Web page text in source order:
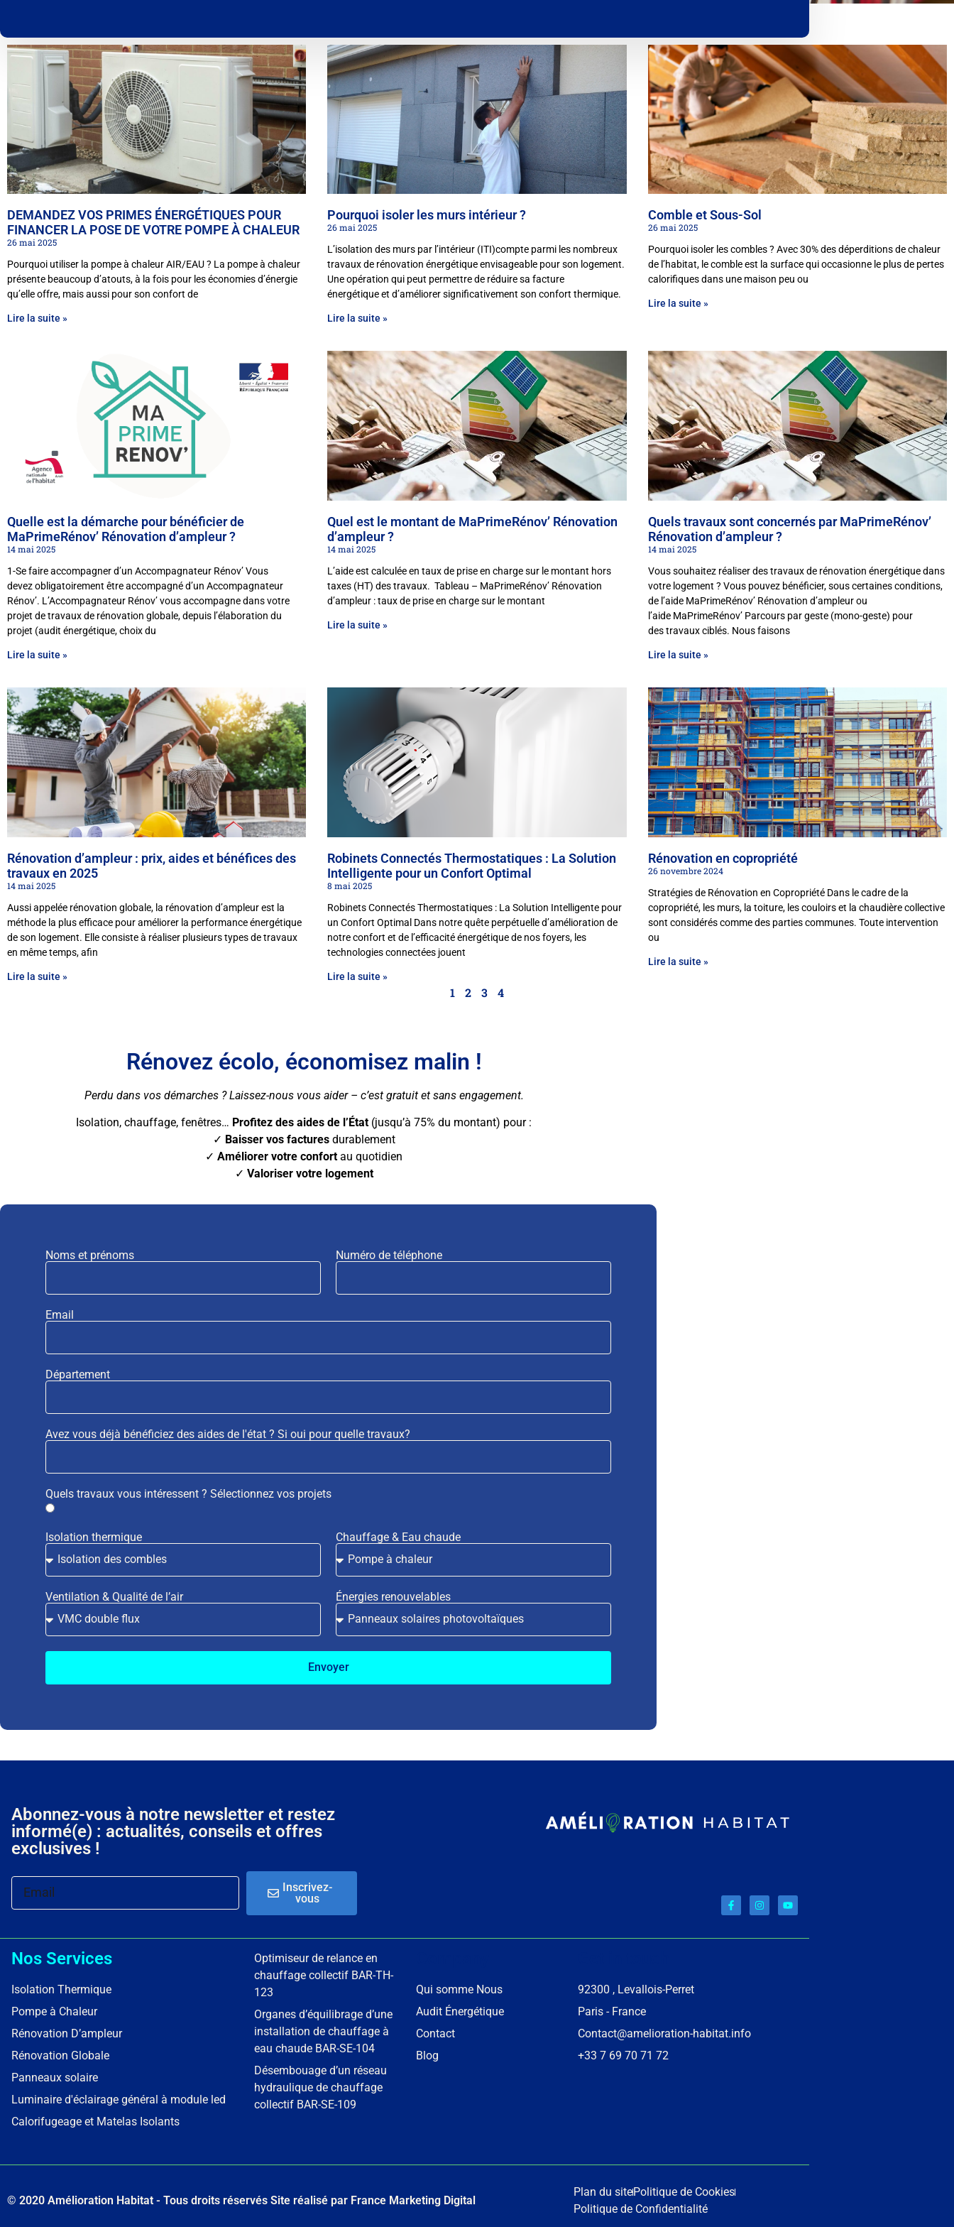
DEMANDEZ VOS PRIMES ÉNERGÉTIQUES POUR
FINANCER LA POSE DE VOTRE POMPE À CHALEUR
26 mai 2025
Pourquoi utiliser la pompe à chaleur AIR/EAU ? La pompe à chaleur
présente beaucoup d’atouts, à la fois pour les économies d’énergie
qu’elle offre, mais aussi pour son confort de
Lire la suite »
Pourquoi isoler les murs intérieur ?
26 mai 2025
L’isolation des murs par l’intérieur (ITI)compte parmi les nombreux
travaux de rénovation énergétique envisageable pour son logement.
Une opération qui peut permettre de réduire sa facture
énergétique et d’améliorer significativement son confort thermique.
Lire la suite »
Comble et Sous-Sol
26 mai 2025
Pourquoi isoler les combles ? Avec 30% des déperditions de chaleur
de l’habitat, le comble est la surface qui occasionne le plus de pertes
calorifiques dans une maison peu ou
Lire la suite »
Quelle est la démarche pour bénéficier de
MaPrimeRénov’ Rénovation d’ampleur ?
14 mai 2025
1-Se faire accompagner d’un Accompagnateur Rénov’ Vous
devez obligatoirement être accompagné d’un Accompagnateur
Rénov’. L’Accompagnateur Rénov’ vous accompagne dans votre
projet de travaux de rénovation globale, depuis l’élaboration du
projet (audit énergétique, choix du
Lire la suite »
Quel est le montant de MaPrimeRénov’ Rénovation
d’ampleur ?
14 mai 2025
L’aide est calculée en taux de prise en charge sur le montant hors
taxes (HT) des travaux. Tableau – MaPrimeRénov’ Rénovation
d’ampleur : taux de prise en charge sur le montant
Lire la suite »
Quels travaux sont concernés par MaPrimeRénov’
Rénovation d’ampleur ?
14 mai 2025
Vous souhaitez réaliser des travaux de rénovation énergétique dans
votre logement ? Vous pouvez bénéficier, sous certaines conditions,
de l’aide MaPrimeRénov’ Rénovation d’ampleur ou
l’aide MaPrimeRénov’ Parcours par geste (mono-geste) pour
des travaux ciblés. Nous faisons
Lire la suite »
Rénovation d’ampleur : prix, aides et bénéfices des
travaux en 2025
14 mai 2025
Aussi appelée rénovation globale, la rénovation d’ampleur est la
méthode la plus efficace pour améliorer la performance énergétique
de son logement. Elle consiste à réaliser plusieurs types de travaux
en même temps, afin
Lire la suite »
Robinets Connectés Thermostatiques : La Solution
Intelligente pour un Confort Optimal
8 mai 2025
Robinets Connectés Thermostatiques : La Solution Intelligente pour
un Confort Optimal Dans notre quête perpétuelle d’amélioration de
notre confort et de l’efficacité énergétique de nos foyers, les
technologies connectées jouent
Lire la suite »
Rénovation en copropriété
26 novembre 2024
Stratégies de Rénovation en Copropriété Dans le cadre de la
copropriété, les murs, la toiture, les couloirs et la chaudière collective
sont considérés comme des parties communes. Toute intervention
ou
Lire la suite »
1 2 3 4
Rénovez écolo, économisez malin !
Perdu dans vos démarches ? Laissez-nous vous aider – c’est gratuit et sans engagement.
Isolation, chauffage, fenêtres… Profitez des aides de l’État (jusqu’à 75% du montant) pour :
✓ Baisser vos facturesdurablement
✓ Améliorer votre confort au quotidien
✓ Valoriser votre logement
Noms et prénoms Numéro de téléphone
Email
Département
Avez vous déjà bénéficiez des aides de l'état ? Si oui pour quelle travaux?
Quels travaux vous intéressent ? Sélectionnez vos projets
Isolation thermique Chauffage & Eau chaude
Ventilation & Qualité de l’air Énergies renouvelables
Envoyer
Abonnez-vous à notre newsletter et restez
informé(e) : actualités, conseils et offres
exclusives !
Inscrivez-
vous
Nos Services
Isolation Thermique
Pompe à Chaleur
Rénovation D’ampleur
Rénovation Globale
Panneaux solaire
Luminaire d'éclairage général à module led
Calorifugeage et Matelas Isolants
Optimiseur de relance en
chauffage collectif BAR-TH-
123
Organes d’équilibrage d’une
installation de chauffage à
eau chaude BAR-SE-104
Désembouage d’un réseau
hydraulique de chauffage
collectif BAR-SE-109
Qui somme Nous
Audit Énergétique
Contact
Blog
92300 , Levallois-Perret
Paris - France
Contact@amelioration-habitat.info
+33 7 69 70 71 72
© 2020 Amélioration Habitat - Tous droits réservés Site réalisé par France Marketing Digital
Plan du sitePolitique de Cookies
Politique de Confidentialité